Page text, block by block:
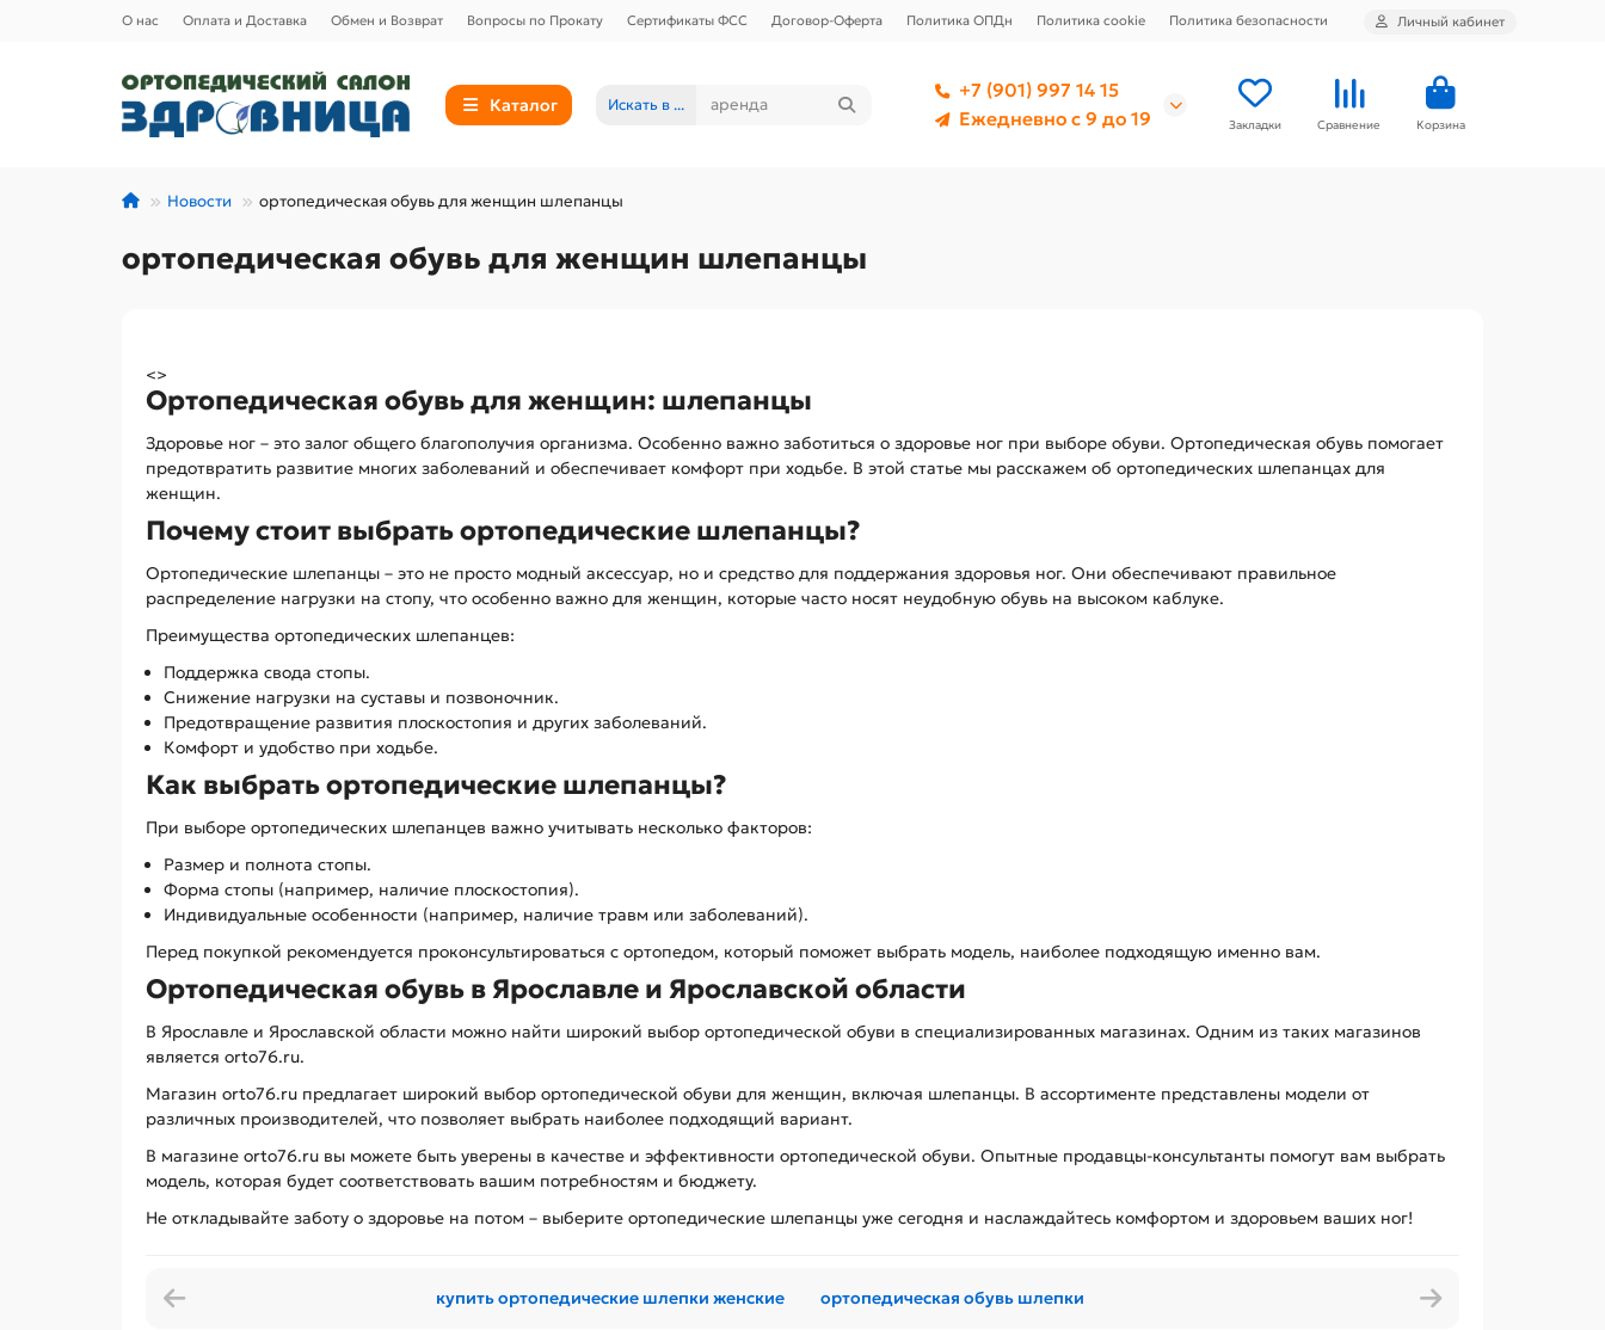
О нас Оплата и Доставка Обмен и Возврат Вопросы по Прокату Сертификаты ФСС Договор-Оферта Политика ОПДн Политика cookie Политика безопасности Личный кабинет
Каталог Искать в ...
+7 (901) 997 14 15
Ежедневно с 9 до 19
Закладки Сравнение Корзина
Новости ортопедическая обувь для женщин шлепанцы
ортопедическая обувь для женщин шлепанцы
<>
Ортопедическая обувь для женщин: шлепанцы
Здоровье ног – это залог общего благополучия организма. Особенно важно заботиться о здоровье ног при выборе обуви. Ортопедическая обувь помогает
предотвратить развитие многих заболеваний и обеспечивает комфорт при ходьбе. В этой статье мы расскажем об ортопедических шлепанцах для
женщин.
Почему стоит выбрать ортопедические шлепанцы?
Ортопедические шлепанцы – это не просто модный аксессуар, но и средство для поддержания здоровья ног. Они обеспечивают правильное
распределение нагрузки на стопу, что особенно важно для женщин, которые часто носят неудобную обувь на высоком каблуке.
Преимущества ортопедических шлепанцев:
Поддержка свода стопы.
Снижение нагрузки на суставы и позвоночник.
Предотвращение развития плоскостопия и других заболеваний.
Комфорт и удобство при ходьбе.
Как выбрать ортопедические шлепанцы?
При выборе ортопедических шлепанцев важно учитывать несколько факторов:
Размер и полнота стопы.
Форма стопы (например, наличие плоскостопия).
Индивидуальные особенности (например, наличие травм или заболеваний).
Перед покупкой рекомендуется проконсультироваться с ортопедом, который поможет выбрать модель, наиболее подходящую именно вам.
Ортопедическая обувь в Ярославле и Ярославской области
В Ярославле и Ярославской области можно найти широкий выбор ортопедической обуви в специализированных магазинах. Одним из таких магазинов
является orto76.ru.
Магазин orto76.ru предлагает широкий выбор ортопедической обуви для женщин, включая шлепанцы. В ассортименте представлены модели от
различных производителей, что позволяет выбрать наиболее подходящий вариант.
В магазине orto76.ru вы можете быть уверены в качестве и эффективности ортопедической обуви. Опытные продавцы-консультанты помогут вам выбрать
модель, которая будет соответствовать вашим потребностям и бюджету.
Не откладывайте заботу о здоровье на потом – выберите ортопедические шлепанцы уже сегодня и наслаждайтесь комфортом и здоровьем ваших ног!
купить ортопедические шлепки женские ортопедическая обувь шлепки